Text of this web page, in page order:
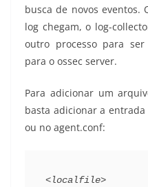
busca de novos eventos.
log chegam, o log-
outro processo para
para o ossec server.
Para adicionar um
basta adicionar a
ou no agent.conf:
<localfile>